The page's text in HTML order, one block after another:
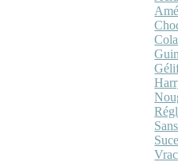
Cola
Vrac